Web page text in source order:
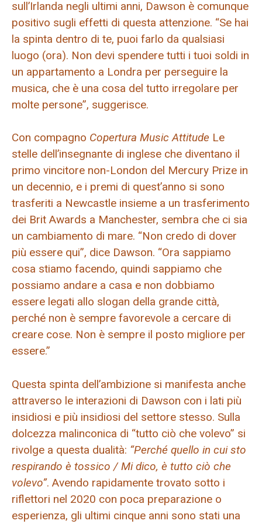
sull’Irlanda negli ultimi anni, Dawson è comunque
positivo sugli effetti di questa attenzione. “Se hai
la spinta dentro di te, puoi farlo da qualsiasi
luogo (ora). Non devi spendere tutti i tuoi soldi in
un appartamento a Londra per perseguire la
musica, che è una cosa del tutto irregolare per
molte persone”, suggerisce.
Con compagno Copertura Music Attitude Le
stelle dell’insegnante di inglese che diventano il
primo vincitore non-London del Mercury Prize in
un decennio, e i premi di quest’anno si sono
trasferiti a Newcastle insieme a un trasferimento
dei Brit Awards a Manchester, sembra che ci sia
un cambiamento di mare. “Non credo di dover
più essere qui”, dice Dawson. “Ora sappiamo
cosa stiamo facendo, quindi sappiamo che
possiamo andare a casa e non dobbiamo
essere legati allo slogan della grande città,
perché non è sempre favorevole a cercare di
creare cose. Non è sempre il posto migliore per
essere.”
Questa spinta dell’ambizione si manifesta anche
attraverso le interazioni di Dawson con i lati più
insidiosi e più insidiosi del settore stesso. Sulla
dolcezza malinconica di “tutto ciò che volevo” si
rivolge a questa dualità: “Perché quello in cui sto
respirando è tossico / Mi dico, è tutto ciò che
volevo”. Avendo rapidamente trovato sotto i
riflettori nel 2020 con poca preparazione o
esperienza, gli ultimi cinque anni sono stati una